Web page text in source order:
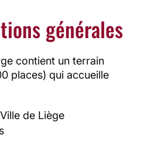
générales
contient un terrain
places) qui accueille
de Liège